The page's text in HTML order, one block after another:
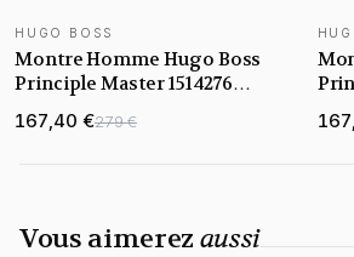
NOUVEAUTÉ
HUGO BOSS
Montre Homme Hugo Boss
Principle Master 1514276
argentée bracelet maille
milanaise
167,40 €279 €
Vous aimerez aussi